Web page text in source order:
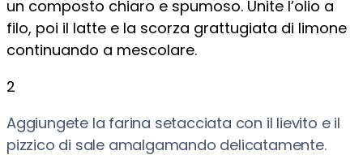
un composto chiaro e spumoso. Unite l’olio a
filo, poi il latte e la scorza grattugiata di limone
continuando a mescolare.
2
Aggiungete la farina setacciata con il lievito e il
pizzico di sale amalgamando delicatamente.